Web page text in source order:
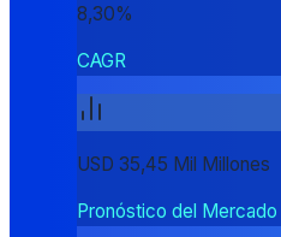
8,30%
CAGR
USD 35,45 Mil Millones
Pronóstico del